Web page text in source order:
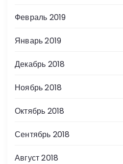
Февраль 2019
Январь 2019
Декабрь 2018
Ноябрь 2018
Октябрь 2018
Сентябрь 2018
Август 2018